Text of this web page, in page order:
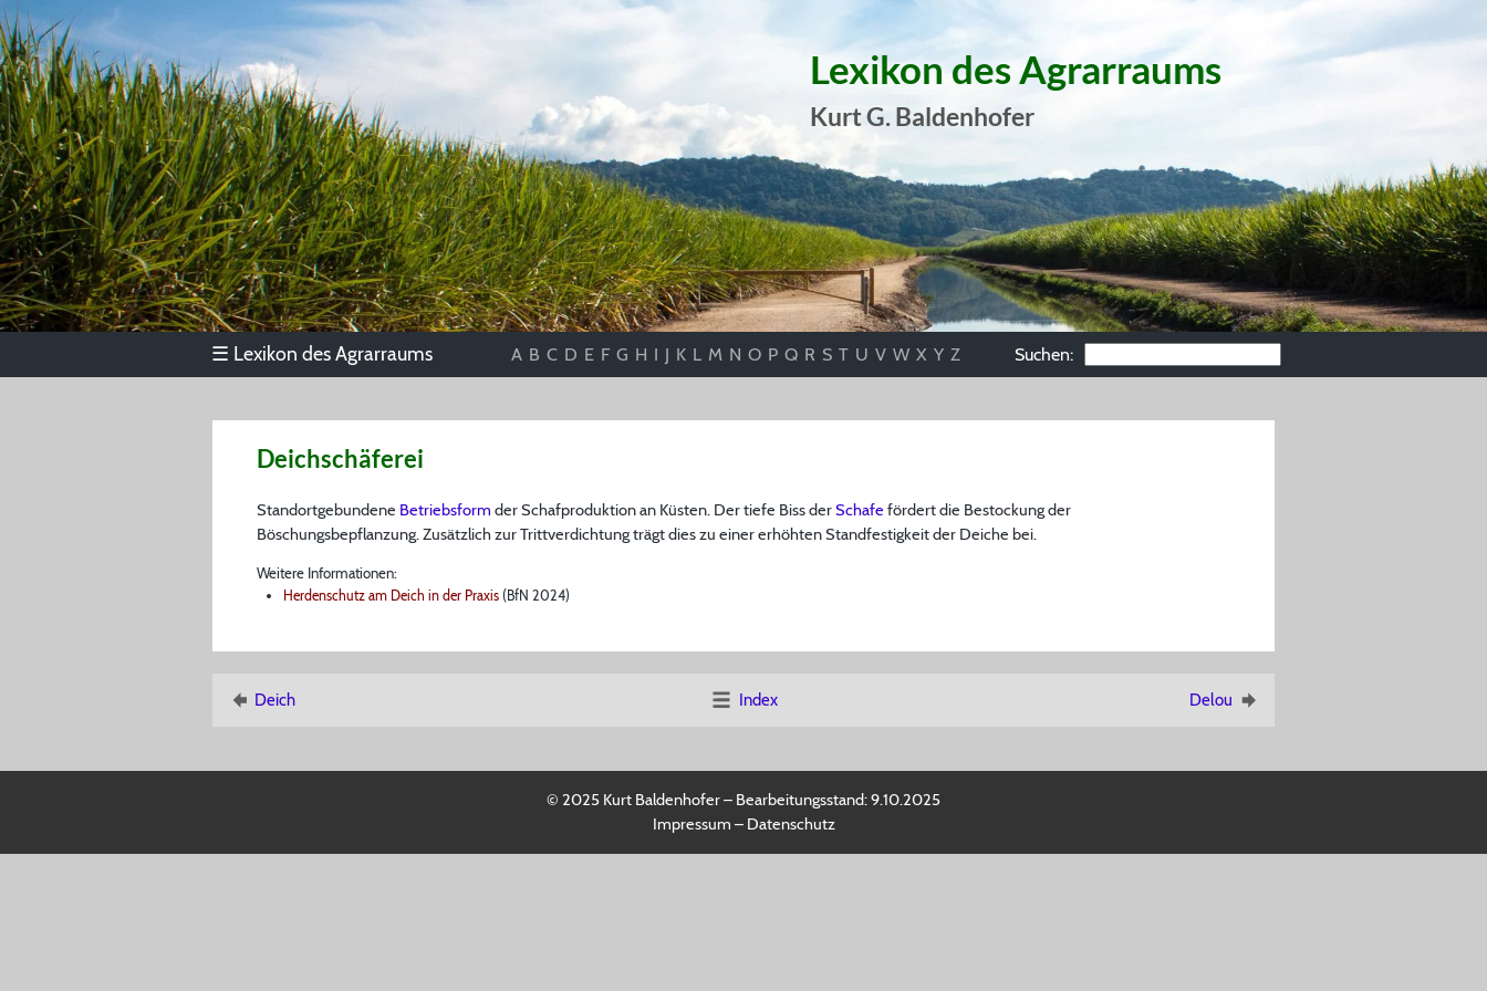
Lexikon des Agrarraums
Kurt G. Baldenhofer
☰ Lexikon des Agrarraums A B C D E F G H I J K L M N O P Q R S T U V W X Y Z Suchen:
Deichschäferei
Standortgebundene Betriebsform der Schafproduktion an Küsten. Der tiefe Biss derSchafe fördert die Bestockung der
Böschungsbepflanzung. Zusätzlich zur Trittverdichtung trägt dies zu einer erhöhten Standfestigkeit der Deiche bei.
Weitere Informationen:
Herdenschutz am Deich in der Praxis (BfN 2024)
Deich Index Delou
© 2025 Kurt Baldenhofer – Bearbeitungsstand:9.10.2025
Impressum – Datenschutz